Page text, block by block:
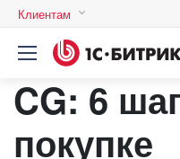
Клиентам
CG: 6
покупке